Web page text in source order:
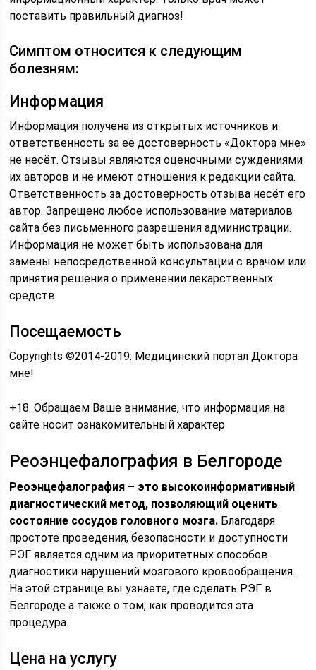
поставить правильный диагноз!
Симптом относится к следующим
болезням:
Информация
Информация получена из открытых источников и
ответственность за её достоверность «Доктора мне»
не несёт. Отзывы являются оценочными суждениями
их авторов и не имеют отношения к редакции сайта.
Ответственность за достоверность отзыва несёт его
автор. Запрещено любое использование материалов
сайта без письменного разрешения администрации.
Информация не может быть использована для
замены непосредственной консультации с врачом или
принятия решения о применении лекарственных
средств.
Посещаемость
Copyrights ©2014-2019: Медицинский портал Доктора
мне!
+18. Обращаем Ваше внимание, что информация на
сайте носит ознакомительный характер
Реоэнцефалография в Белгороде
Реоэнцефалография – это высокоинформативный
диагностический метод, позволяющий оценить
состояние сосудов головного мозга. Благодаря
простоте проведения, безопасности и доступности
РЭГ является одним из приоритетных способов
диагностики нарушений мозгового кровообращения.
На этой странице вы узнаете, где сделать РЭГ в
Белгороде а также о том, как проводится эта
процедура.
Цена на услугу